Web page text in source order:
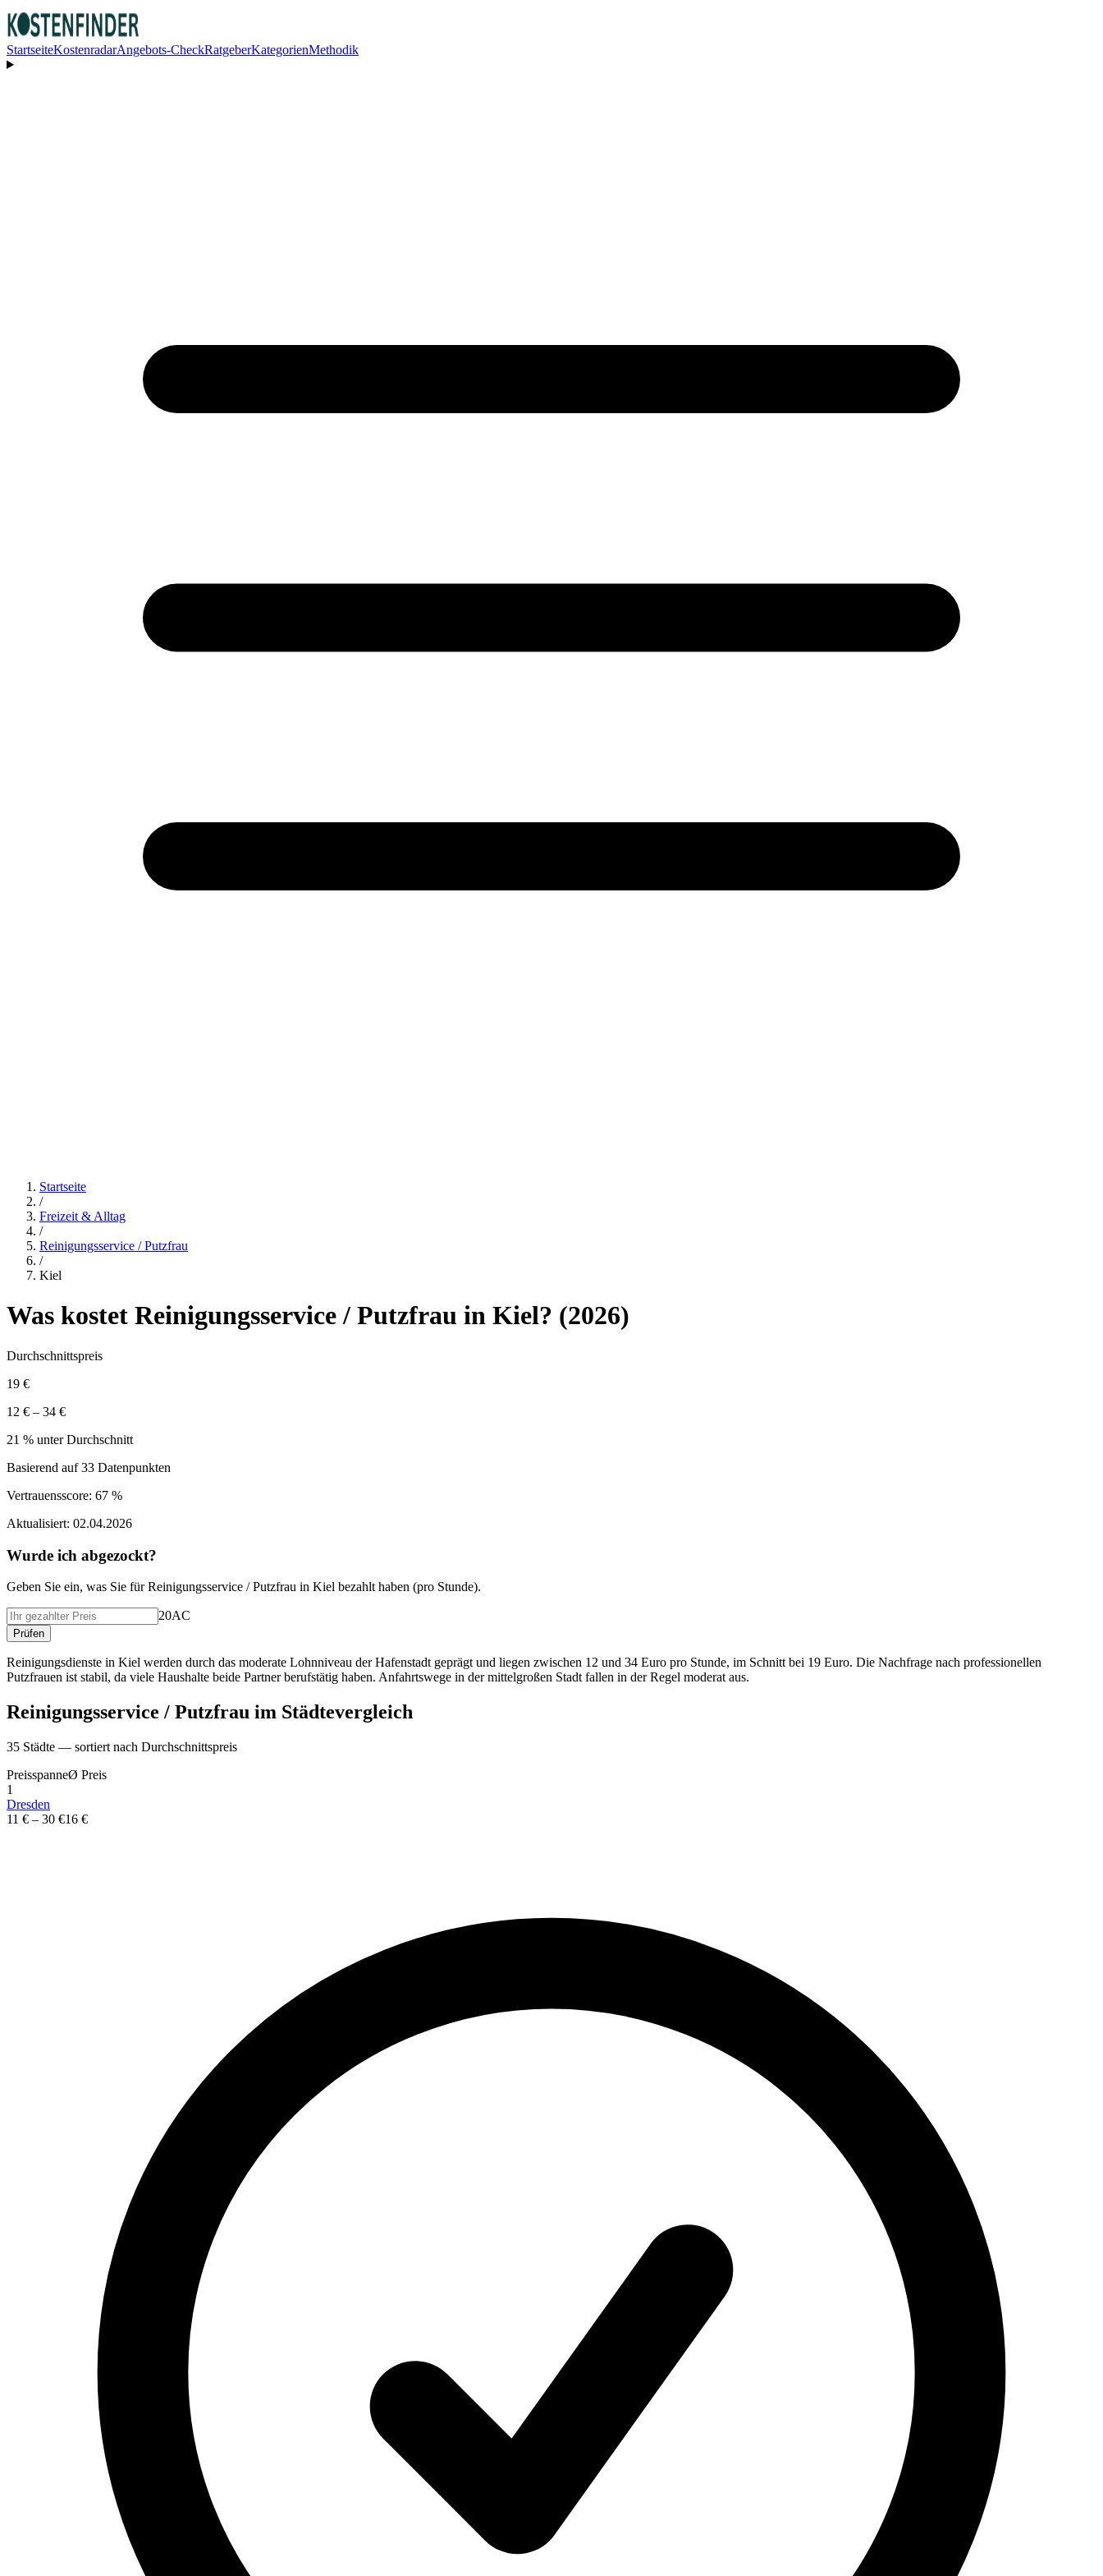
StartseiteKostenradarAngebots-CheckRatgeberKategorienMethodik
Startseite
/
Freizeit & Alltag
/
Reinigungsservice / Putzfrau
/
Kiel
Was kostet Reinigungsservice / Putzfrau in Kiel? (2026)
Durchschnittspreis
19 €
12 € – 34 €
21 % unter Durchschnitt
Basierend auf33 Datenpunkten
Vertrauensscore: 67 %
Aktualisiert: 02.04.2026
Wurde ich abgezockt?
Geben Sie ein, was Sie fürReinigungsservice / Putzfrau in Kiel bezahlt haben (pro Stunde).
20AC
Prüfen
Reinigungsdienste in Kiel werden durch das moderate Lohnniveau der Hafenstadt geprägt und liegen zwischen 12 und 34 Euro pro Stunde, im Schnitt bei 19 Euro. Die Nachfrage nach professionellen
Putzfrauen ist stabil, da viele Haushalte beide Partner berufstätig haben. Anfahrtswege in der mittelgroßen Stadt fallen in der Regel moderat aus.
Reinigungsservice / Putzfrau im Städtevergleich
35 Städte — sortiert nach Durchschnittspreis
PreisspanneØ Preis
1
Dresden
11 € – 30 €16 €